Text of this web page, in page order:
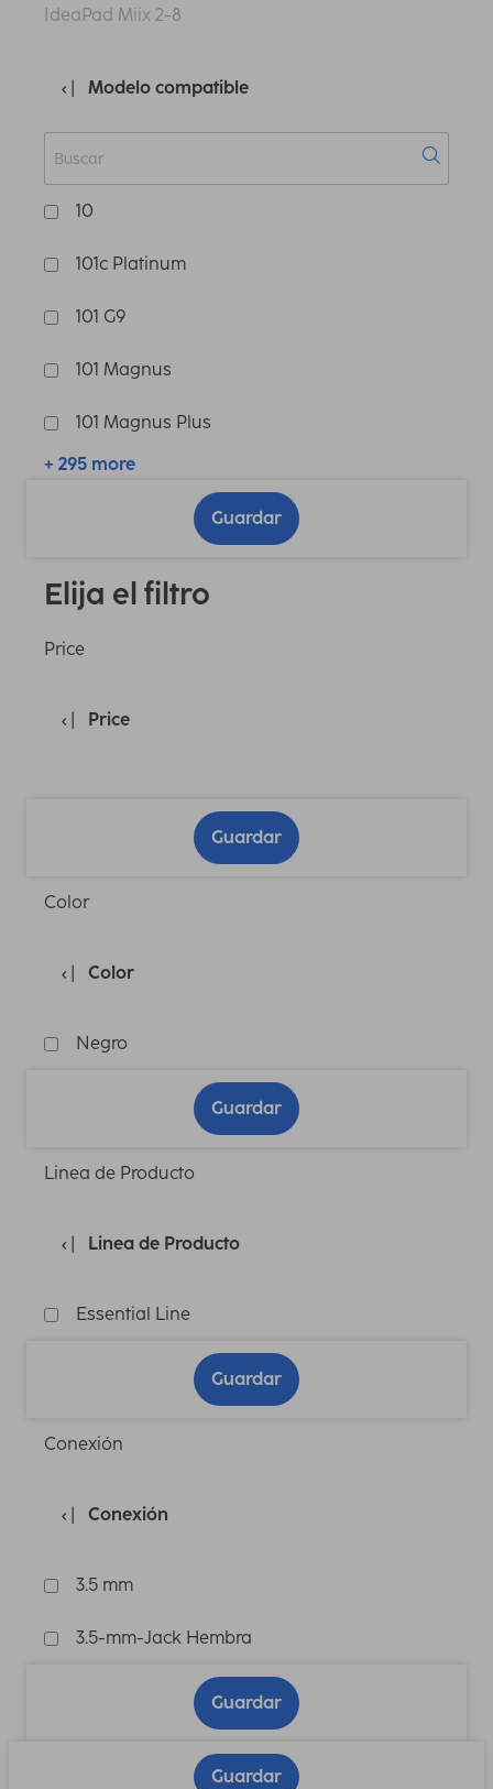
IdeaPad Miix 2-8
Modelo compatible
10
101c Platinum
101 G9
101 Magnus
101 Magnus Plus
+ 295 more
Guardar
Elija el filtro
Price
Price
Guardar
Color
Color
Negro
Guardar
Linea de Producto
Linea de Producto
Essential Line
Guardar
Conexión
Conexión
3.5 mm
3.5-mm-Jack Hembra
Guardar
Guardar